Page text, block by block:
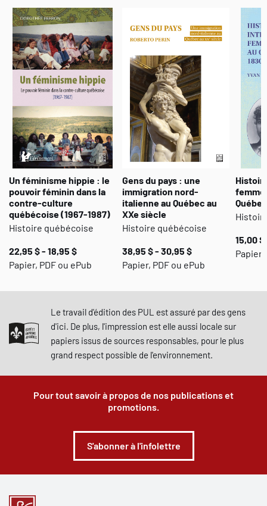
Un féminisme hippie : le
pouvoir féminin dans la
contre-culture
québécoise (1967-1987)
Histoire québécoise
22,95 $ - 18,95 $
Papier, PDF ou ePub
Gens du pays : une
immigration nord-
italienne au Québec au
XXe siècle
Histoire québécoise
38,95 $ - 30,95 $
Papier, PDF ou ePub
15,00 $
Papier,
Le travail d'édition des PUL est assuré par des gens
d'ici. De plus, l'impression est elle aussi locale sur
papiers issus de sources responsables, pour le plus
grand respect possible de l'environnement.
Pour tout savoir à propos de nos publications et
promotions.
S'abonner à l'infolettre